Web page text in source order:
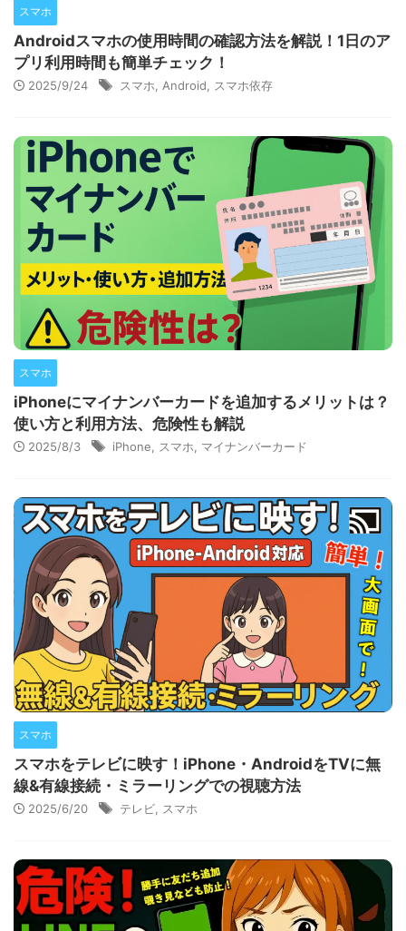
スマホ
Androidスマホの使用時間の確認方法を解説！1日のア
プリ利用時間も簡単チェック！
2025/9/24 スマホ Android スマホ依存
スマホ
iPhoneにマイナンバーカードを追加するメリットは？
使い方と利用方法、危険性も解説
2025/8/3 iPhone スマホ マイナンバーカード
スマホ
スマホをテレビに映す！iPhone・AndroidをTVに無
線&有線接続・ミラーリングでの視聴方法
2025/6/20 テレビ, スマホ